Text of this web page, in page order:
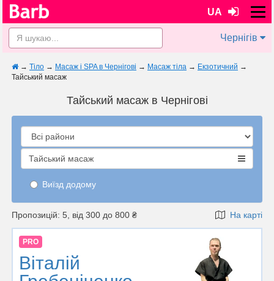
UA
Чернігів
→ Тіло → Масаж і SPA в Чернігові → Масаж тіла → Екзотичний →
Тайський масаж
Тайський масаж в Чернігові
Тайський масаж
Виїзд додому
Пропозицій: 5, від 300 до 800 ₴ На карті
PRO
Віталій